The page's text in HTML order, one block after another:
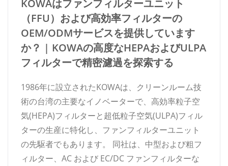
KOWAはファンフィルターユニット
（FFU）および高効率フィルターの
OEM/ODMサービスを提供しています
か？ | KOWAの高度なHEPAおよびULPA
フィルターで精密濾過を探索する
1986年に設立されたKOWAは、クリーンルーム技
術の台湾の主要なイノベーターで、高効率粒子空
気(HEPA)フィルターと超低粒子空気(ULPA)フィル
ターの生産に特化し、ファンフィルターユニット
の先駆者でもあります。 同社は、中型および粗フ
ィルター、AC および EC/DC ファンフィルターな